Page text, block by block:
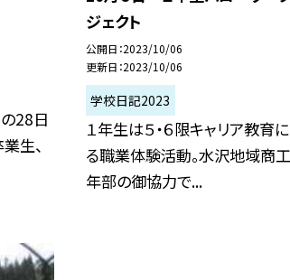
28日
生、
ジェクト
公開日 2023/10/06
更新日 2023/10/06
学校日記2023
１年生は５・６限キャリア教育
る職業体験活動。水沢地域商
年部の御協力で...